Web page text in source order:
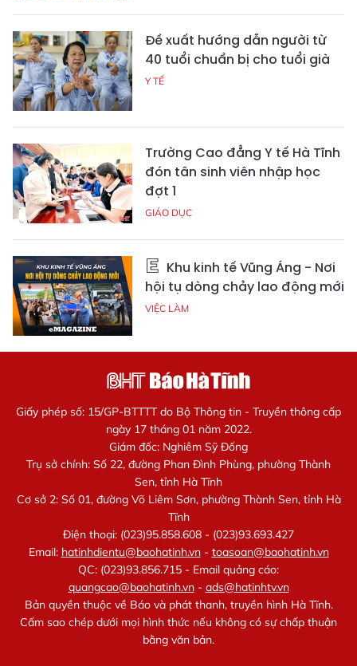
Đề xuất hướng dẫn người từ
40 tuổi chuẩn bị cho tuổi già
Y TẾ
Trường Cao đẳng Y tế Hà Tĩnh
đón tân sinh viên nhập học
đợt 1
GIÁO DỤC
Khu kinh tế Vũng Áng - Nơi
hội tụ dòng chảy lao động mới
VIỆC LÀM
Giấy phép số: 15/GP-BTTTT do Bộ Thông tin - Truyền thông cấp
ngày 17 tháng 01 năm 2022.
Giám đốc: Nghiêm Sỹ Đống
Trụ sở chính: Số 22, đường Phan Đình Phùng, phường Thành
Sen, tỉnh Hà Tĩnh
Cơ sở 2: Số 01, đường Võ Liêm Sơn, phường Thành Sen, tỉnh Hà
Tĩnh
Điện thoại: (023)95.858.608 - (023)93.693.427
Email: hatinhdientu@baohatinh.vn- toasoan@baohatinh.vn
QC: (023)93.856.715 - Email quảng cáo:
quangcao@baohatinh.vn- ads@hatinhtv.vn
Bản quyền thuộc về Báo và phát thanh, truyền hình Hà Tĩnh.
Cấm sao chép dưới mọi hình thức nếu không có sự chấp thuận
bằng văn bản.